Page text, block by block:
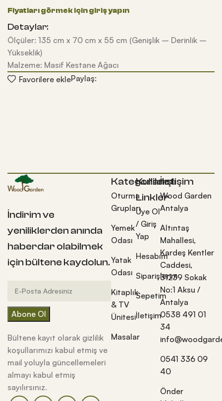
Detaylar:
Ölçüler: 135 cm x 70 cm x 55 cm (Genişlik – Derinlik –
Yükseklik)
Malzeme: Masif Kestane Ağacı
Favorilere eklePaylaş:
İndirim ve
yeniliklerden anında
haberdar olabilmek
için bültene kaydolun.
Bültene kayıt olarak gizlilik
koşullarımızı kabul etmiş ve
mail yoluyla güncellemeleri
almayı kabul etmiş
sayılırsınız.
Kategoriler
Oturma
Grupları
Yemek
Odası
Yatak
Odası
Kitaplık
& TV
Ünitesi
Masalar
Kullanışlı
Linkler
Üye Ol
/ Giriş
Yap
Hesabım
Siparişlerim
Sepetim
İletişim
İletişim
Wood Garden
Antalya
Altıntaş
Mahallesi,
Kardeş Kentler
Caddesi,
31239 Sokak
No:1 Aksu /
Antalya
0538 491 01
34
0541 336 09
40
Önder